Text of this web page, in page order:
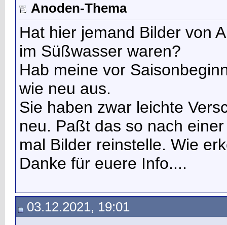
Anoden-Thema
Hat hier jemand Bilder von
im Süßwasser waren?
Hab meine vor
wie neu aus.
Sie haben zwar leichte
neu. Paßt das so nach
mal Bilder reinstelle. Wie
Danke für euere Info....
03.12.2021, 19:01